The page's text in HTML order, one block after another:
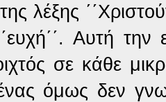
λέξης
Αυτή
σε κάθε
όμως δεν